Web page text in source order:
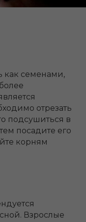
как семенами,
отрезать
подсушиться в
посадите его
корням
Взрослые